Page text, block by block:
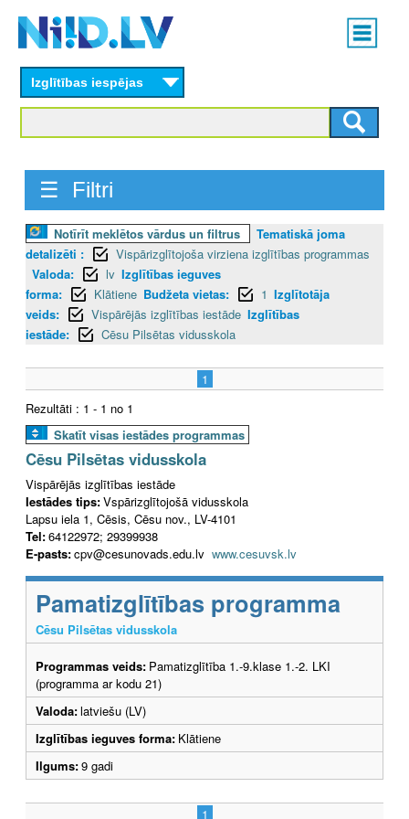
content
Main
menu
Izglītības iespējas
☰ Filtri
Notīrīt meklētos vārdus un filtrus
Tematiskā joma
detalizēti :
Vispārizglītojoša virziena izglītības programmas
Valoda:
lv Izglītības ieguves
forma:
Klātiene Budžeta vietas: 1 Izglītotāja
veids:
Vispārējās izglītības iestāde Izglītības
iestāde:
Cēsu Pilsētas vidusskola
1
Rezultāti : 1 - 1 no 1
Skatīt visas iestādes programmas
Cēsu Pilsētas vidusskola
Vispārējās izglītības iestāde
Iestādes tips:Vspārizglītojošā vidusskola
Lapsu iela 1, Cēsis, Cēsu nov., LV-4101
Tel:64122972; 29399938
E-pasts:cpv@cesunovads.edu.lv www.cesuvsk.lv
Pamatizglītības programma
Cēsu Pilsētas vidusskola
Programmas veids: Pamatizglītība 1.-9.klase 1.-2. LKI
(programma ar kodu 21)
Valoda:latviešu (LV)
Izglītības ieguves forma: Klātiene
Ilgums:9 gadi
1